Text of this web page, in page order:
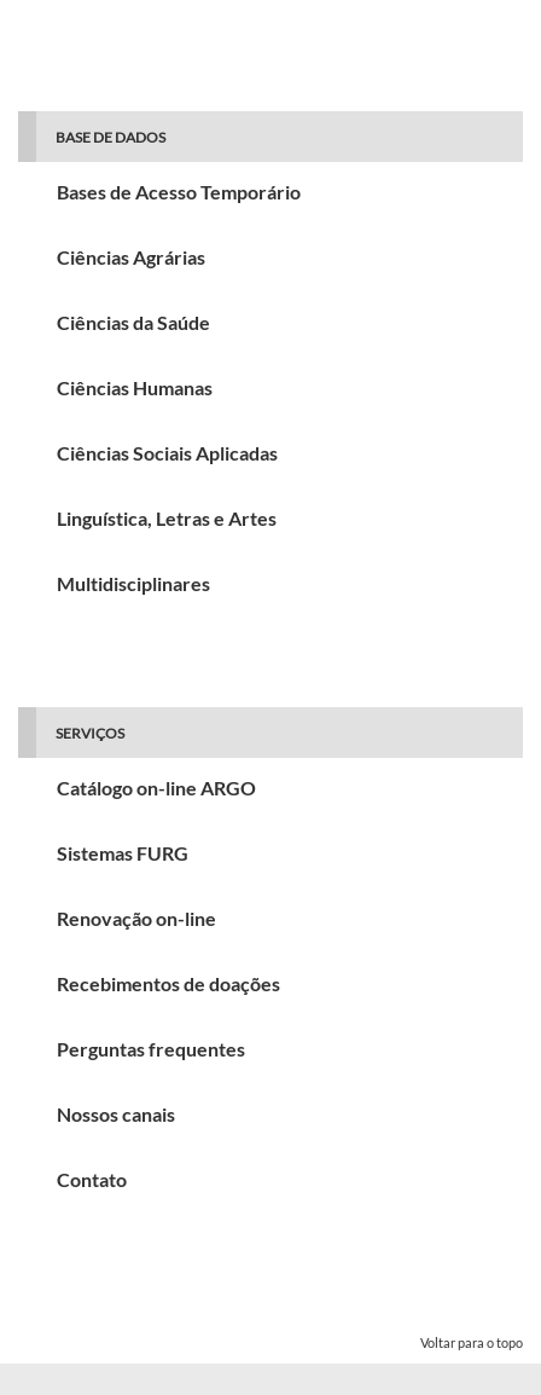
BASE DE DADOS
Bases de Acesso Temporário
Ciências Agrárias
Ciências da Saúde
Ciências Humanas
Ciências Sociais Aplicadas
Linguística, Letras e Artes
Multidisciplinares
SERVIÇOS
Catálogo on-line ARGO
Sistemas FURG
Renovação on-line
Recebimentos de doações
Perguntas frequentes
Nossos canais
Contato
Voltar para o topo